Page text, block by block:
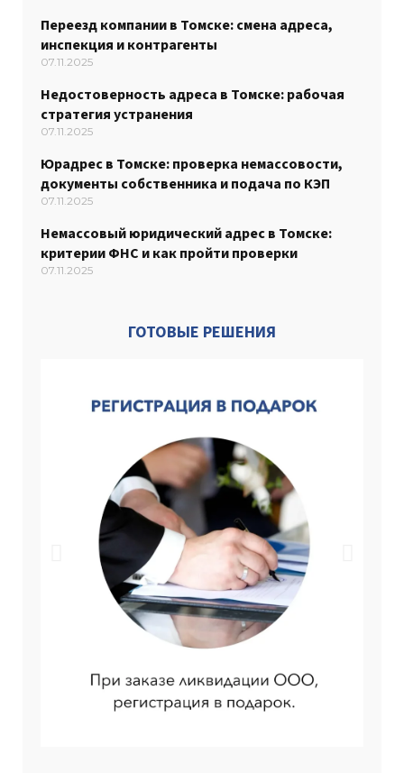
Переезд компании в Томске: смена адреса,
инспекция и контрагенты
07.11.2025
Недостоверность адреса в Томске: рабочая
стратегия устранения
07.11.2025
Юрадрес в Томске: проверка немассовости,
документы собственника и подача по КЭП
07.11.2025
Немассовый юридический адрес в Томске:
критерии ФНС и как пройти проверки
07.11.2025
ГОТОВЫЕ РЕШЕНИЯ